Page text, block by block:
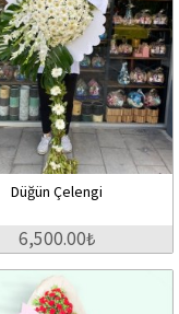
Düğün Çelengi
6,500.00₺